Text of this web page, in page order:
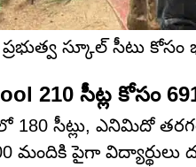
ప్రభుత్వ స్కూల్‌ సీటు
210 సీట్ల కోసం
సీట్లు, ఎనిమిదో
పైగా విద్యార్థులు